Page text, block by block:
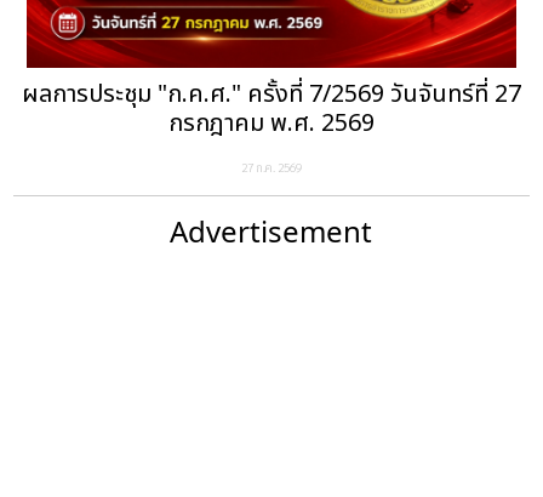
ผลการประชุม "ก.ค.ศ." ครั้งที่ 7/2569 วันจันทร์ที่ 27
กรกฎาคม พ.ศ. 2569
27 ก.ค. 2569
Advertisement